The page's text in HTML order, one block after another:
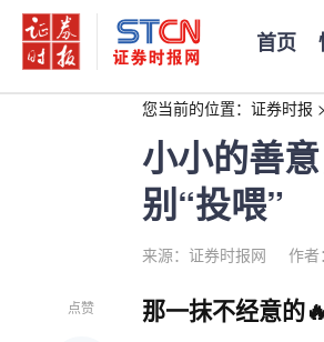
首页
您当前的位置： 证券时报 >
小小的善
别“投喂”
来源：证券时报网 作者
点赞 那一抹不经意的